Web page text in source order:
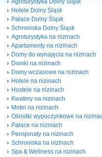
Agroturystyka Dolny Śląsk
Hotele Dolny Śląsk
Pałace Dolny Śląsk
Schroniska Dolny Śląsk
Agroturystyka na nizinach
Apartamenty na nizinach
Domy do wynajęcia na nizinach
Domki na nizinach
Domy wczasowe na nizinach
Hotele na nizinach
Hostele na nizinach
Kwatery na nizinach
Motel na nizinach
Ośrodki wypoczynkowe na
Pałace na nizinach
Pensjonaty na nizinach
Schroniska na nizinach
Spa & Wellness na nizinach